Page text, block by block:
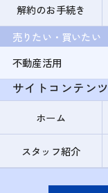
解約のお手続き
売りたい・買いたい
不動産活用
サイトコンテンツ
ホーム
スタッフ紹介